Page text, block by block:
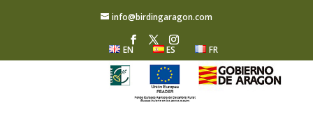
info@birdingaragon.com
EN ES FR